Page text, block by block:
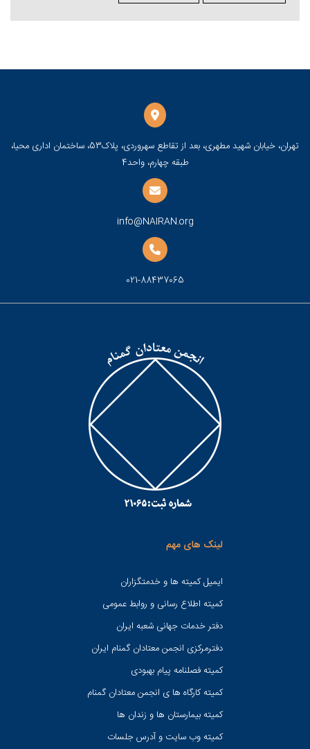
تهران، خیابان شهید مطهری، بعد از تقاطع سهروردی، پلاک53، ساختمان اداری محیا،
طبقه چهارم، واحد4
info@NAIRAN.org
021-88437065
لینک های مهم
ایمیل کمیته ها و خدمتگزاران
کميته اطلاع رسانی و روابط عمومی
دفتر خدمات جهانی شعبه ايران
دفترمرکزی انجمن معتادان گمنام ایران
کمیته فصلنامه پیام بهبودی
کمیته کارگاه ها ی انجمن معتادان گمنام
کمیته بیمارستان ها و زندان ها
کمیته وب سایت و آدرس جلسات